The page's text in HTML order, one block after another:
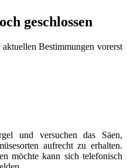
geschlossen
Bestimmungen vorerst
und versuchen das Säen,
aufrecht zu erhalten.
möchte kann sich telefonisch